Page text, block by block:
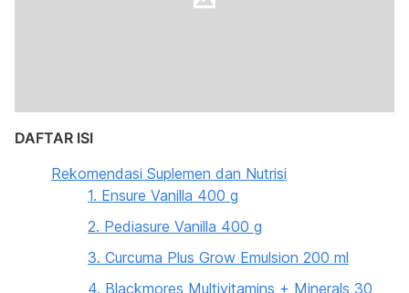
DAFTAR ISI
Rekomendasi Suplemen dan Nutrisi
1. Ensure Vanilla 400 g
2. Pediasure Vanilla 400 g
3. Curcuma Plus Grow Emulsion 200 ml
4. Blackmores Multivitamins + Minerals 30